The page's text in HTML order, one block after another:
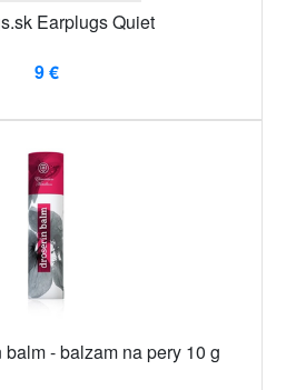
Earplugs Quiet
9 €
- balzam na pery 10 g